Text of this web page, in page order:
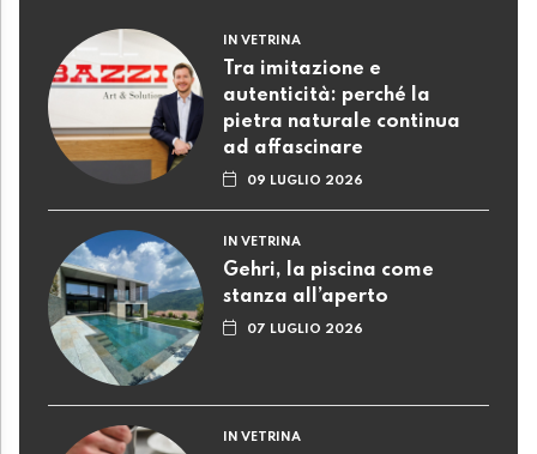
IN VETRINA
Tra imitazione e
autenticità: perché la
pietra naturale continua
ad affascinare
09 LUGLIO 2026
IN VETRINA
Gehri, la piscina come
stanza all’aperto
07 LUGLIO 2026
IN VETRINA